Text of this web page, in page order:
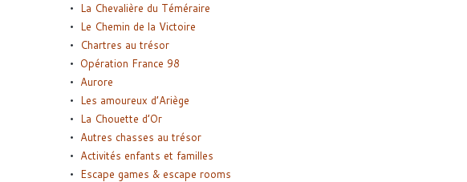
La Chevalière du Téméraire
Le Chemin de la Victoire
Chartres au trésor
Opération France 98
Aurore
Les amoureux d’Ariège
La Chouette d’Or
Autres chasses au trésor
Activités enfants et familles
Escape games & escape rooms